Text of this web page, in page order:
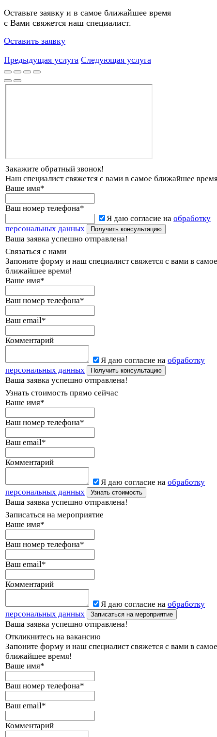
Оставьте заявку и в самое ближайшее время
с Вами свяжется наш специалист.
Оставить заявку
Предыдущая услуга Следующая услуга
Закажите обратный звонок!
Наш специалист свяжется с вами в самое ближайшее
Ваше имя*
Ваш номер телефона*
Я даю согласие на обработку
персональных данных
Ваша заявка успешно отправлена!
Связаться с нами
Запоните форму и наш специалист свяжется с вами в самое
ближайшее время!
Ваше имя*
Ваш номер телефона*
Ваш email*
Комментарий
Я даю согласие на обработку
персональных данных
Ваша заявка успешно отправлена!
Узнать стоимость прямо сейчас
Ваше имя*
Ваш номер телефона*
Ваш email*
Комментарий
Я даю согласие на обработку
персональных данных
Ваша заявка успешно отправлена!
Записаться на мероприятие
Ваше имя*
Ваш номер телефона*
Ваш email*
Комментарий
Я даю согласие на обработку
персональных данных
Ваша заявка успешно отправлена!
Откликнитесь на вакансию
Запоните форму и наш специалист свяжется с вами в самое
ближайшее время!
Ваше имя*
Ваш номер телефона*
Ваш email*
Комментарий